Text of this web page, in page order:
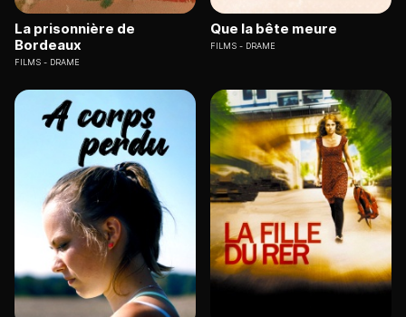
La prisonnière de
Bordeaux
FILMS DRAME
Que la bête meure
FILMS DRAME